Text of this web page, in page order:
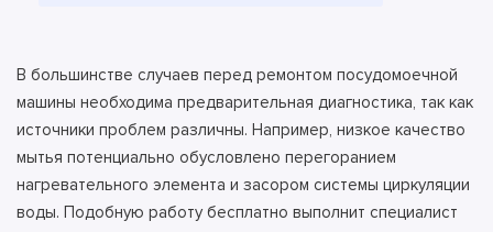
В большинстве случаев перед ремонтом посудомоечной
машины необходима предварительная диагностика, так как
источники проблем различны. Например, низкое качество
мытья потенциально обусловлено перегоранием
нагревательного элемента и засором системы циркуляции
воды. Подобную работу бесплатно выполнит специалист